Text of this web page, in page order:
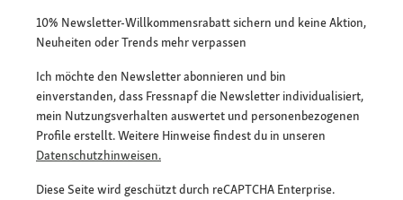
10% Newsletter-Willkommensrabatt sichern und keine Aktion,
Neuheiten oder Trends mehr verpassen
Ich möchte den Newsletter abonnieren und bin
einverstanden, dass Fressnapf die Newsletter individualisiert,
mein Nutzungsverhalten auswertet und personenbezogenen
Profile erstellt. Weitere Hinweise findest du in unseren
Datenschutzhinweisen.
Diese Seite wird geschützt durch reCAPTCHA Enterprise.